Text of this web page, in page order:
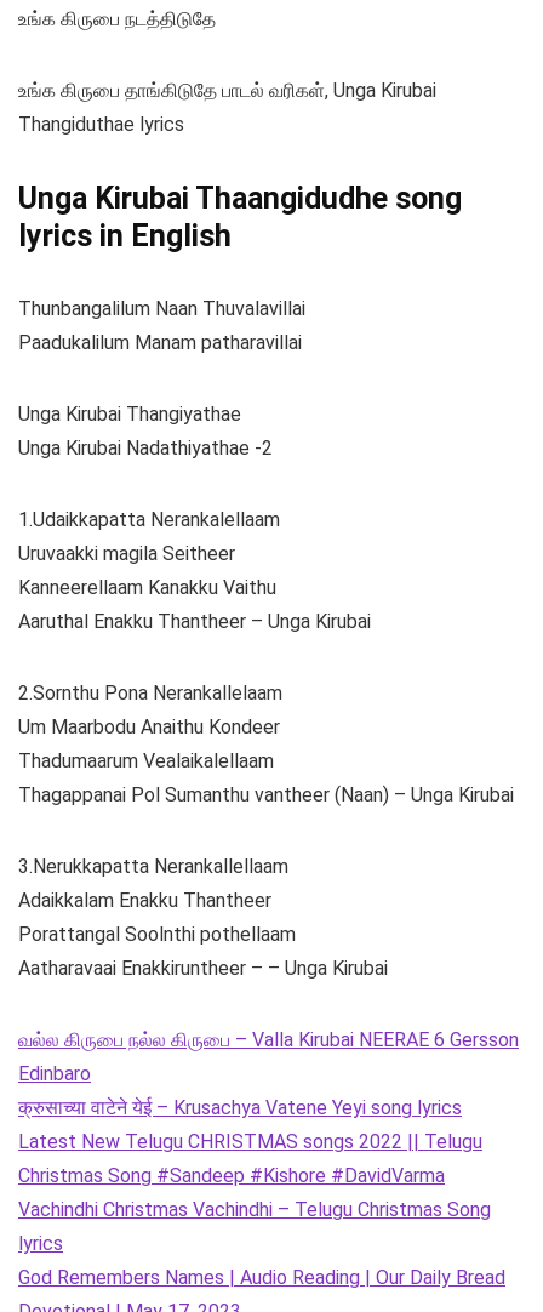
உங்க கிருபை நடத்திடுதே
உங்க கிருபை தாங்கிடுதே பாடல் வரிகள், Unga Kirubai
Thangiduthae lyrics
Unga Kirubai Thaangidudhe song
lyrics in English
Thunbangalilum Naan Thuvalavillai
Paadukalilum Manam patharavillai
Unga Kirubai Thangiyathae
Unga Kirubai Nadathiyathae -2
1.Udaikkapatta Nerankalellaam
Uruvaakki magila Seitheer
Kanneerellaam Kanakku Vaithu
Aaruthal Enakku Thantheer – Unga Kirubai
2.Sornthu Pona Nerankallelaam
Um Maarbodu Anaithu Kondeer
Thadumaarum Vealaikalellaam
Thagappanai Pol Sumanthu vantheer (Naan) – Unga Kirubai
3.Nerukkapatta Nerankallellaam
Adaikkalam Enakku Thantheer
Porattangal Soolnthi pothellaam
Aatharavaai Enakkiruntheer – – Unga Kirubai
வல்ல கிருபை நல்ல கிருபை – Valla Kirubai NEERAE 6 Gersson
Edinbaro
क्रुसाच्या वाटेने येई – Krusachya Vatene Yeyi song lyrics
Latest New Telugu CHRISTMAS songs 2022 || Telugu
Christmas Song #Sandeep #Kishore #DavidVarma
Vachindhi Christmas Vachindhi – Telugu Christmas Song
lyrics
God Remembers Names | Audio Reading | Our Daily Bread